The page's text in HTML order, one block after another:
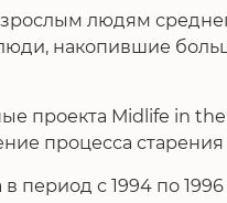
людям
накопившие
проекта Midlife in
процесса
период с 1994 по